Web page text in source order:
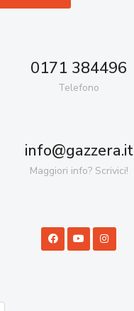
0171 384496
Telefono
info@gazzera.it
Maggiori info? Scrivici!